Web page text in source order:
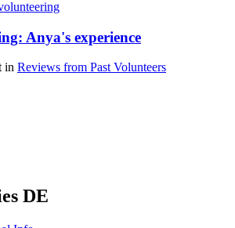
Anya's experience
in Reviews from Past Volunteers
DE